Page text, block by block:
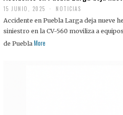
15 JUNIO, 2025 NOTICIAS
Accidente en Puebla Larga deja nueve
siniestro en la CV-560 moviliza a
de Puebla More